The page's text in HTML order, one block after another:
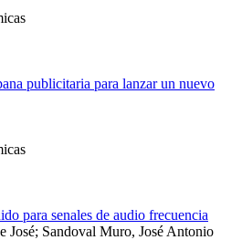
publicitaria para lanzar un nuevo
para senales de audio frecuencia
José; Sandoval Muro, José Antonio